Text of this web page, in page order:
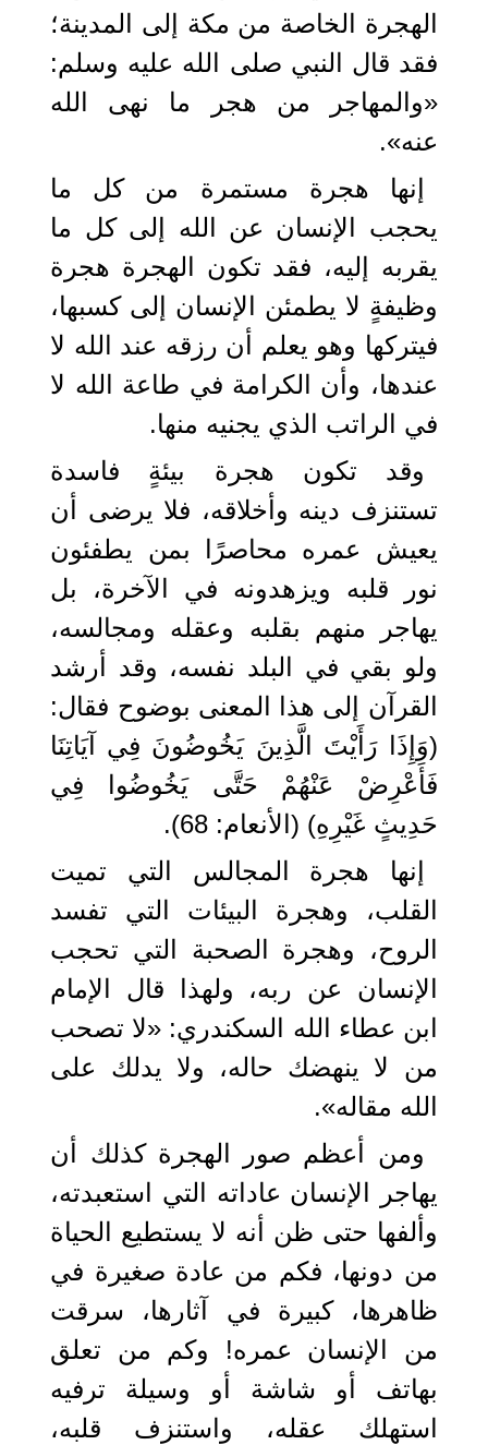
الهجرة الخاصة من مكة إلى المدينة؛
فقد قال النبي صلى الله عليه وسلم:
«والمهاجر من هجر ما نهى الله
عنه».
إنها هجرة مستمرة من كل ما
يحجب الإنسان عن الله إلى كل ما
يقربه إليه، فقد تكون الهجرة هجرة
وظيفةٍ لا يطمئن الإنسان إلى كسبها،
فيتركها وهو يعلم أن رزقه عند الله لا
عندها، وأن الكرامة في طاعة الله لا
في الراتب الذي يجنيه منها.
وقد تكون هجرة بيئةٍ فاسدة
تستنزف دينه وأخلاقه، فلا يرضى أن
يعيش عمره محاصرًا بمن يطفئون
نور قلبه ويزهدونه في الآخرة، بل
يهاجر منهم بقلبه وعقله ومجالسه،
ولو بقي في البلد نفسه، وقد أرشد
القرآن إلى هذا المعنى بوضوح فقال:
(وَإِذَا رَأَيْتَ الَّذِينَ يَخُوضُونَ فِي آيَاتِنَا
فَأَعْرِضْ عَنْهُمْ حَتَّى يَخُوضُوا فِي
حَدِيثٍ غَيْرِهِ) (الأنعام: 68).
إنها هجرة المجالس التي تميت
القلب، وهجرة البيئات التي تفسد
الروح، وهجرة الصحبة التي تحجب
الإنسان عن ربه، ولهذا قال الإمام
ابن عطاء الله السكندري: «لا تصحب
من لا ينهضك حاله، ولا يدلك على
الله مقاله».
ومن أعظم صور الهجرة كذلك أن
يهاجر الإنسان عاداته التي استعبدته،
وألفها حتى ظن أنه لا يستطيع الحياة
من دونها، فكم من عادة صغيرة في
ظاهرها، كبيرة في آثارها، سرقت
من الإنسان عمره! وكم من تعلق
بهاتف أو شاشة أو وسيلة ترفيه
استهلك عقله، واستنزف قلبه،